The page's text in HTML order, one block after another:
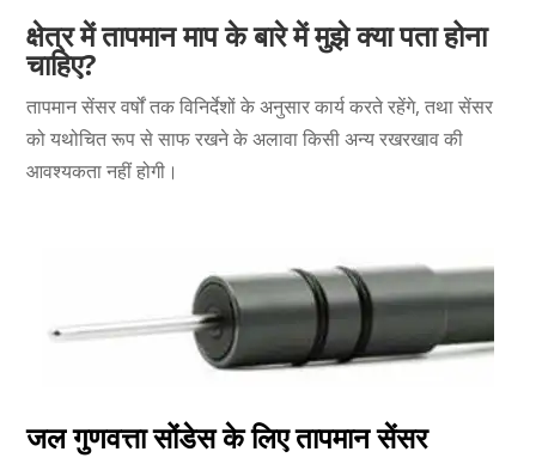
क्षेत्र में तापमान माप के बारे में मुझे क्या पता होना
चाहिए?
तापमान सेंसर वर्षों तक विनिर्देशों के अनुसार कार्य करते रहेंगे, तथा सेंसर
को यथोचित रूप से साफ रखने के अलावा किसी अन्य रखरखाव की
आवश्यकता नहीं होगी।
जल गुणवत्ता सोंडेस के लिए तापमान सेंसर